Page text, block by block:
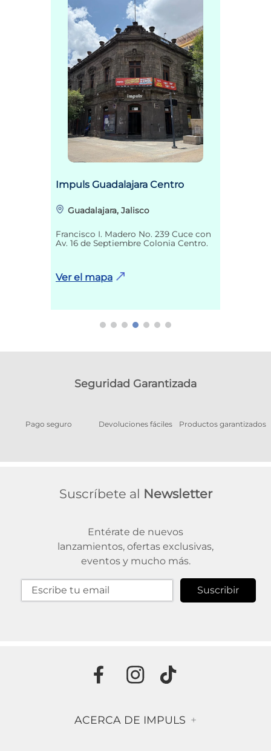
Impuls Guadalajara Centro
Guadalajara, Jalisco
Francisco I. Madero No. 239 Cuce con
Av. 16 de Septiembre Colonia Centro.
Ver el mapa
Seguridad Garantizada
Pago seguro Devoluciones fáciles Productos garantizados
Suscríbete al Newsletter
Entérate de nuevos
lanzamientos, ofertas exclusivas,
eventos y mucho más.
Suscribir
ACERCA DE IMPULS +